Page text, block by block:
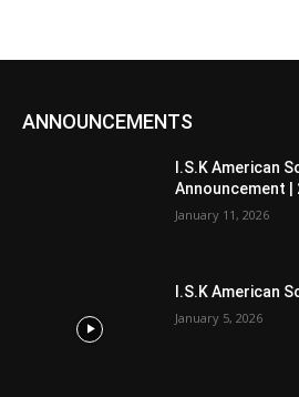
ANNOUNCEMENTS
I.S.K American
Announcement |
January 11, 2026
I.S.K American
January 5, 2026